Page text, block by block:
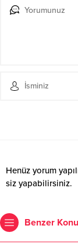
Henüz yorum
siz yapabilirsiniz.
Benzer